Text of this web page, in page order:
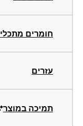
חומרים
עזרים
תמיכה במוצר